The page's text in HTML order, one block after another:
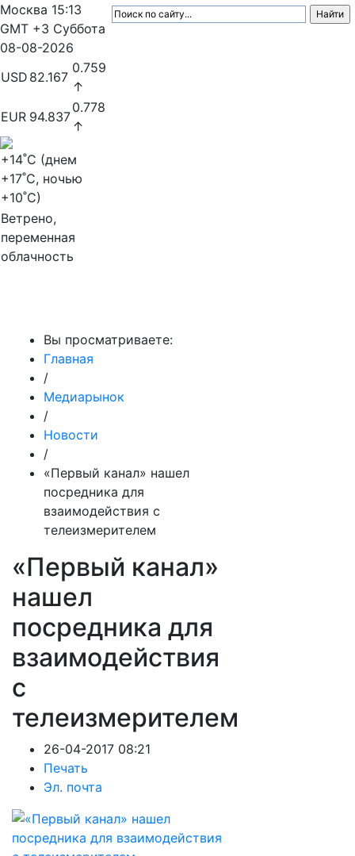
Москва 15:13
GMT +3 Суббота
08-08-2026
USD 82.167
0.759
↑
EUR 94.837
0.778
↑
+14˚C (днем
+17˚C, ночью
+10˚C)
Ветрено,
переменная
облачность
Вы просматриваете:
Главная
/
Медиарынок
/
Новости
/
«Первый канал» нашел
посредника для
взаимодействия с
телеизмерителем
«Первый канал»
нашел
посредника для
взаимодействия
с
телеизмерителем
26-04-2017 08:21
Печать
Эл. почта